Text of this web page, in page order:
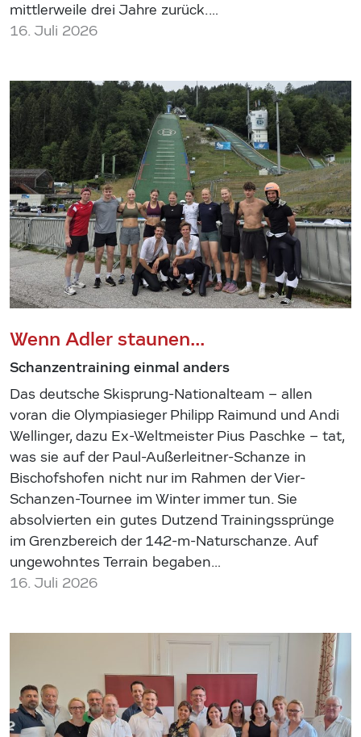
mittlerweile drei Jahre zurück.…
16. Juli 2026
Wenn Adler staunen...
Schanzentraining einmal anders
Das deutsche Skisprung-Nationalteam – allen
voran die Olympiasieger Philipp Raimund und Andi
Wellinger, dazu Ex-Weltmeister Pius Paschke – tat,
was sie auf der Paul-Außerleitner-Schanze in
Bischofshofen nicht nur im Rahmen der Vier-
Schanzen-Tournee im Winter immer tun. Sie
absolvierten ein gutes Dutzend Trainingssprünge
im Grenzbereich der 142-m-Naturschanze. Auf
ungewohntes Terrain begaben…
16. Juli 2026